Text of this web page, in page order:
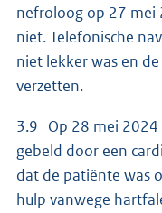
nefroloog op 27 mei
niet. Telefonische
niet lekker was en
verzetten.
3.9 Op 28 mei
gebeld door een
dat de patiënte was
hulp vanwege